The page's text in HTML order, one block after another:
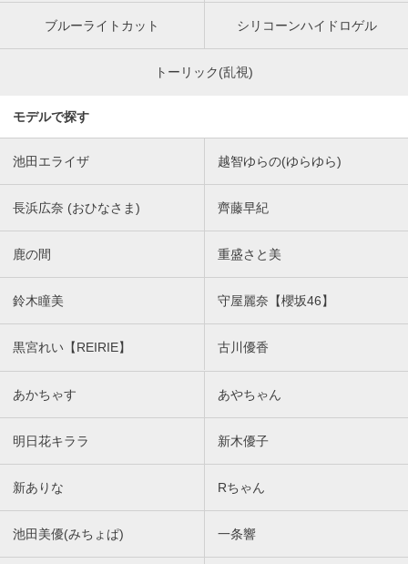
ブルーライトカット シリコーンハイドロゲル
トーリック(乱視)
モデルで探す
池田エライザ 越智ゆらの(ゆらゆら)
長浜広奈 (おひなさま) 齊藤早紀
鹿の間 重盛さと美
鈴木瞳美 守屋麗奈【櫻坂46】
黒宮れい【REIRIE】 古川優香
あかちゃす あやちゃん
明日花キララ 新木優子
新ありな Rちゃん
池田美優(みちょぱ) 一条響